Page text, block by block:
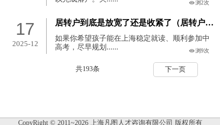
浏2次
17
2025-12
居转户到底是放宽了还是收紧了（居转户新政解读）
如果你希望孩子能在上海稳定就读、顺利参加中
高考，尽早规划......
浏9次
共193条 下一页
CopyRight © 2011~2026 上海凡图人才咨询有限公司 版权所有